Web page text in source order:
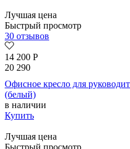
Лучшая цена
Быстрый просмотр
30 отзывов
14 200 Р
20 290
Офисное кресло для
(белый)
в наличии
Купить
Лучшая цена